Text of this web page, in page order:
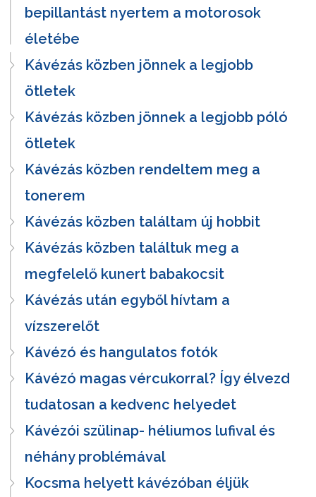
bepillantást nyertem a motorosok
életébe
Kávézás közben jönnek a legjobb
ötletek
Kávézás közben jönnek a legjobb póló
ötletek
Kávézás közben rendeltem meg a
tonerem
Kávézás közben találtam új hobbit
Kávézás közben találtuk meg a
megfelelő kunert babakocsit
Kávézás után egyből hívtam a
vízszerelőt
Kávézó és hangulatos fotók
Kávézó magas vércukorral? Így élvezd
tudatosan a kedvenc helyedet
Kávézói szülinap- héliumos lufival és
néhány problémával
Kocsma helyett kávézóban éljük